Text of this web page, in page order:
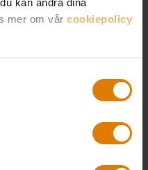
kan ändra dina
mer om vår cookiepolicy
på våra byggen